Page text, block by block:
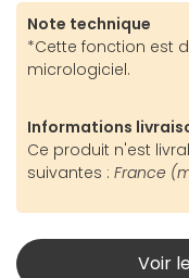
Note technique
*Cette fonction est
micrologiciel.
Informations
Ce produit n'est
suivantes : France
Voir